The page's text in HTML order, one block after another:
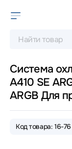
Система
A410 SE
ARGB Для
Код товара: 16-76